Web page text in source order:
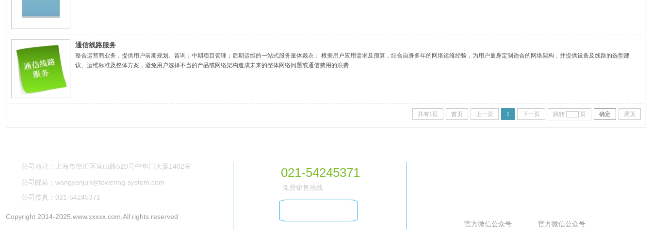
通信线路服务
整合运营商业务，提供用户前期规划、咨询；中期项目管理；后期运维的一站式服务量体裁衣： 根据用户应用需求及预算，结合自身多年的网络运维经验，为用户量身定制适合的网络架构，并提供设备及线路的选型建
议、运维标准及整体方案，避免用户选择不当的产品或网络架构造成未来的整体网络问题或通信费用的浪费
共有1页 首页 上一页 1 下一页 跳转 页 确定 尾页
公司地址：上海市徐汇区宜山路520号中华门大厦1402室
公司邮箱：wangyanjun@towering-system.com
公司传真：021-54245371
Copyright 2014-2025,www.xxxxx.com,All rights reserved
021-54245371
免费销售热线
官方微信公众号 官方微信公众号